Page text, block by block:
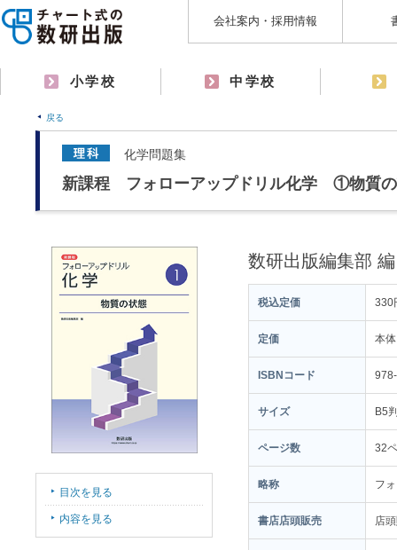
会社案内・採用情報
小学校 中学校
戻る
化学問題集
新課程 フォローアップドリル化学 ①物質
数研出版編集部 編
税込定価 330
定価 本
ISBNコード
サイズ B5
ページ数 32
略称 フ
書店店頭販売 店
目次を見る
内容を見る